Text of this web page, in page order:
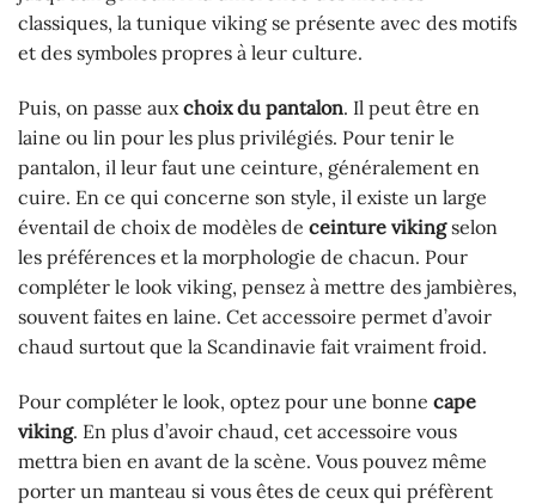
classiques, la tunique viking se présente avec des motifs
et des symboles propres à leur culture.
Puis, on passe auxchoix du pantalon. Il peut être en
laine ou lin pour les plus privilégiés. Pour tenir le
pantalon, il leur faut une ceinture, généralement en
cuire. En ce qui concerne son style, il existe un large
éventail de choix de modèles de ceinture vikingselon
les préférences et la morphologie de chacun. Pour
compléter le look viking, pensez à mettre des jambières,
souvent faites en laine. Cet accessoire permet d’avoir
chaud surtout que la Scandinavie fait vraiment froid.
Pour compléter le look, optez pour une bonne cape
viking. En plus d’avoir chaud, cet accessoire vous
mettra bien en avant de la scène. Vous pouvez même
porter un manteau si vous êtes de ceux qui préfèrent